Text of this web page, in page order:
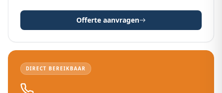
Offerte aanvragen
DIRECT BEREIKBAAR